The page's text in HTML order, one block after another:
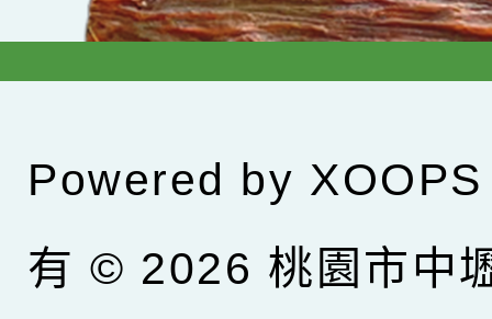
Powered by XOOPS
有 © 2026 桃園市中